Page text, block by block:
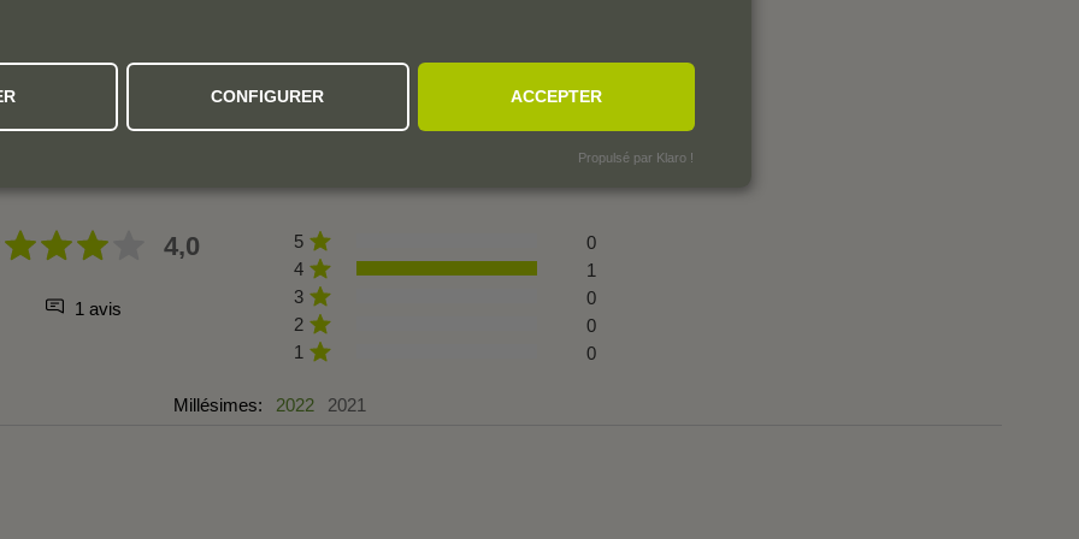
L'AVIS DE LA COMMUNAUTÉ
4,0
1 avis
5
0
4
1
3
0
2
0
1
0
Millésimes: 2022 2021
CONFIGURER ACCEPTER
Propulsé par Klaro !